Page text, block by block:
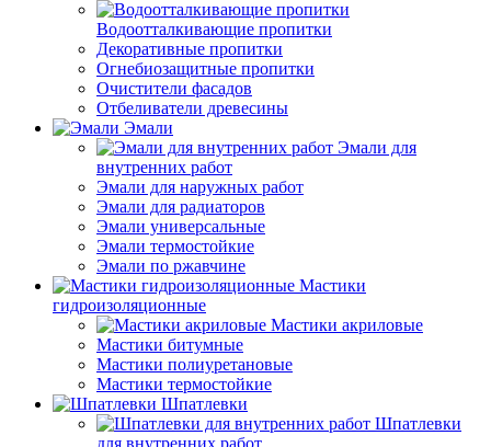
Водоотталкивающие пропитки
Декоративные пропитки
Огнебиозащитные пропитки
Очистители фасадов
Отбеливатели древесины
Эмали
Эмали для
внутренних работ
Эмали для наружных работ
Эмали для радиаторов
Эмали универсальные
Эмали термостойкие
Эмали по ржавчине
Мастики
гидроизоляционные
Мастики акриловые
Мастики битумные
Мастики полиуретановые
Мастики термостойкие
Шпатлевки
Шпатлевки
для внутренних работ